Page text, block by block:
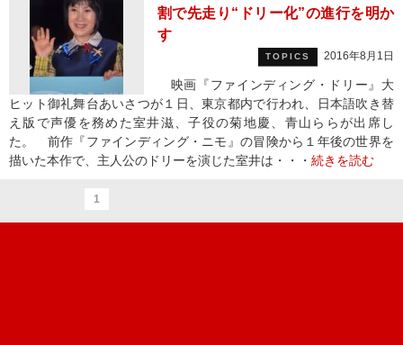
割で先走り“ドリー化”の進行を明か
す
TOPICS 2016年8月1日
映画『ファインディング・ドリー』大
ヒット御礼舞台あいさつが１日、東京都内で行われ、日本語吹き替
え版で声優を務めた室井滋、子役の菊地慶、青山ららが出席し
た。 前作『ファインディング・ニモ』の冒険から１年後の世界を
描いた本作で、主人公のドリーを演じた室井は・・・ 続きを読む
1